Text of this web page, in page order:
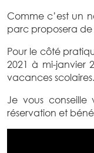
Comme c’est un
parc proposera de
Pour le côté
2021 à mi-janvier
vacances scolaires.
Je vous conseille
réservation et